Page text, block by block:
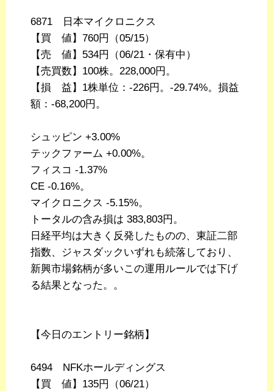
6871 日本マイクロニクス
【買 値】760円（05/15）
【売 値】534円（06/21・保有中）
【売買数】100株。228,000円。
【損 益】1株単位：-226円。-29.74%。損益
額：-68,200円。
シュッピン +3.00%
テックファーム +0.00%。
フィスコ -1.37%
CE -0.16%。
マイクロニクス -5.15%。
トータルの含み損は 383,803円。
日経平均は大きく反発したものの、東証二部
指数、ジャスダックいずれも続落しており、
新興市場銘柄が多いこの運用ルールでは下げ
る結果となった。。
【今日のエントリー銘柄】
6494 NFKホールディングス
【買 値】135円（06/21）